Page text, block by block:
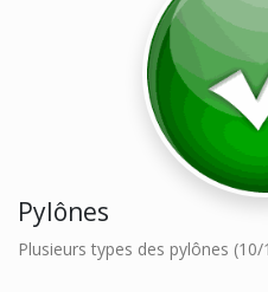
Pylônes
Plusieurs types des pylônes